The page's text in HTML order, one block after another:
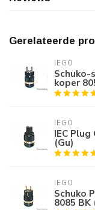
Gerelateerde
IEGO
Schuko-
koper
IEGO
IEC
(Gu)
IEGO
Schuko
8085 BK